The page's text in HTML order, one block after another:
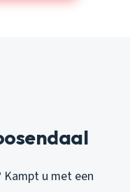
Kampt u met een